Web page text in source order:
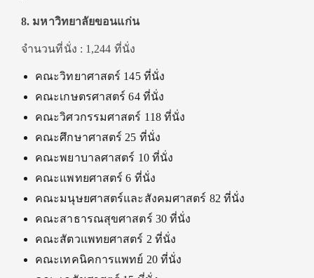
8. มหาวิทยาลัยขอนแก่น
จำนวนที่นั่ง : 1,244 ที่นั่ง
คณะวิทยาศาสตร์ 145 ที่นั่ง
คณะเกษตรศาสตร์ 64 ที่นั่ง
คณะวิศวกรรมศาสตร์ 118 ที่นั่ง
คณะศึกษาศาสตร์ 25 ที่นั่ง
คณะพยาบาลศาสตร์ 10 ที่นั่ง
คณะแพทยศาสตร์ 6 ที่นั่ง
คณะมนุษยศาสตร์และสังคมศาสตร์ 82 ที่นั่ง
คณะสาธารณสุขศาสตร์ 30 ที่นั่ง
คณะสัตวแพทยศาสตร์ 2 ที่นั่ง
คณะเทคนิคการแพทย์ 20 ที่นั่ง